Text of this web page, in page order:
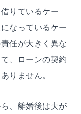
りているケー
なっているケー
任が大きく異な
、ローンの契約
りません。
、離婚後は夫が